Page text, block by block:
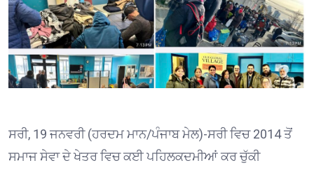
ਸਰੀ, 19 ਜਨਵਰੀ(ਹਰਦਮ ਮਾਨ/ਪੰਜਾਬ ਮੇਲ)-ਸਰੀ ਵਿਚ 2014 ਤੋਂ
ਸਮਾਜ ਸੇਵਾ ਦੇ ਖੇਤਰ ਵਿਚ ਕਈ ਪਹਿਲਕਦਮੀਆਂ ਕਰ ਚੁੱਕੀ